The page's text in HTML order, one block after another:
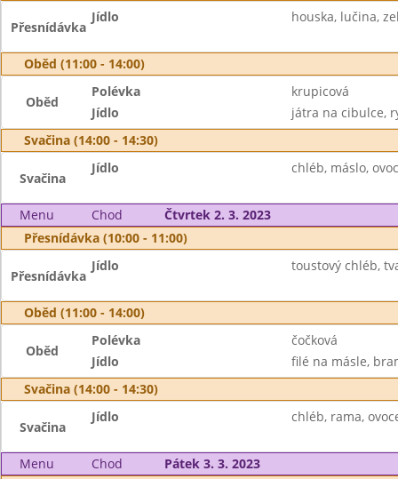
Přesnídávka
Jídlo houska, lučina,
Oběd (11:00 - 14:00)
Oběd
Polévka
krupicová
Jídlo
játra na cibulce,
Svačina (14:00 - 14:30)
Svačina
Jídlo chléb, máslo,
Menu Chod
Čtvrtek 2. 3. 2023
Přesnídávka (10:00 - 11:00)
Přesnídávka
Jídlo toustový chléb,
Oběd (11:00 - 14:00)
Oběd
Polévka
čočková
Jídlo
filé na másle,
Svačina (14:00 - 14:30)
Svačina
Jídlo chléb, rama,
Menu Chod
Pátek 3. 3. 2023